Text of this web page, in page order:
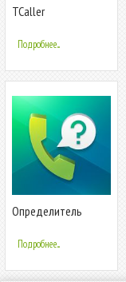
TCaller
номера Чей номер
Кто звонит
Подробнее...
Определитель
Kaspersky Who Calls
Подробнее...